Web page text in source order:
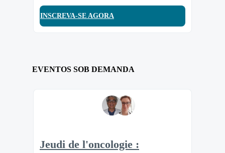
INSCREVA-SE AGORA
EVENTOS SOB DEMANDA
Jeudi de l'oncologie :